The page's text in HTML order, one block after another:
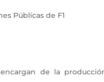
Públicas de F1
de la